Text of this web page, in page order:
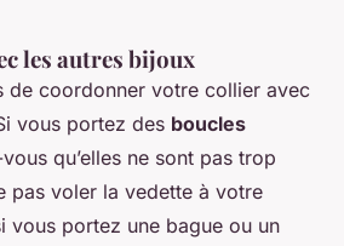
les autres bijoux
de coordonner votre collier avec
vous portez des boucles
qu’elles ne sont pas trop
pas voler la vedette à votre
vous portez une bague ou un